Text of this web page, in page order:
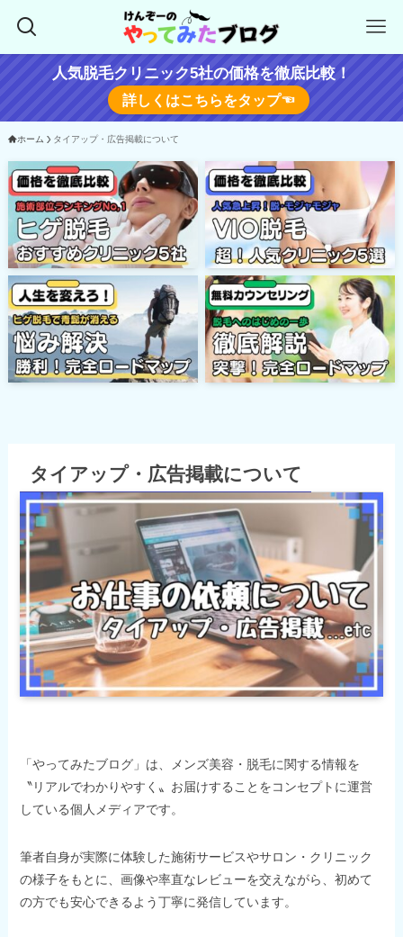
人気脱毛クリニック5社の価格を徹底比較！
詳しくはこちらをタップ☜
ホーム タイアップ・広告掲載について
タイアップ・広告掲載について
「やってみたブログ」は、メンズ美容・脱毛に関する情報を
〝リアルでわかりやすく〟お届けすることをコンセプトに運営
している個人メディアです。
筆者自身が実際に体験した施術サービスやサロン・クリニック
の様子をもとに、画像や率直なレビューを交えながら、初めて
の方でも安心できるよう丁寧に発信しています。